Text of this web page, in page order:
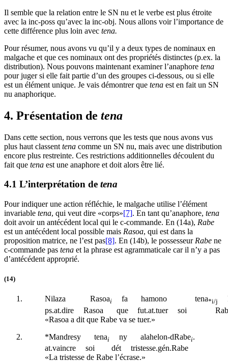
Il semble que la relation entre le SN nu et le verbe est plus étroite
avec la inc-poss qu’avec la inc-obj. Nous allons voir l’importance de
cette différence plus loin avec tena.
Pour résumer, nous avons vu qu’il y a deux types de nominaux en
malgache et que ces nominaux ont des propriétés distinctes (p.ex. la
distribution). Nous pouvons maintenant examiner l’anaphore tena
pour juger si elle fait partie d’un des groupes ci-dessous, ou si elle
est un élément unique. Je vais démontrer que tena est en fait un SN
nu anaphorique.
4. Présentation de tena
Dans cette section, nous verrons que les tests que nous avons vus
plus haut classent tena comme un SN nu, mais avec une distribution
encore plus restreinte. Ces restrictions additionnelles découlent du
fait que tena est une anaphore et doit alors être lié.
4.1 L’interprétation de tena
Pour indiquer une action réfléchie, le malgache utilise l’élément
invariable tena, qui veut dire «corps»[7]. En tant qu’anaphore, tena
doit avoir un antécédent local qui le c-commande. En (14a), Rabe
est un antécédent local possible mais Rasoa, qui est dans la
proposition matrice, ne l’est pas[8]. En (14b), le possesseur Rabe ne
c-commande pas tena et la phrase est agrammaticale car il n’y a pas
d’antécédent approprié.
(14)
Nilaza Rasoai fa hamono tena*i/j
ps.at.dire Rasoa que fut.at.tuer soi
«Rasoa a dit que Rabe va se tuer.»
*Mandresy
tenai ny alahelon-dRabei.
at.vaincre soi dét tristesse.gén.Rabe
«La tristesse de Rabe l’écrase.»